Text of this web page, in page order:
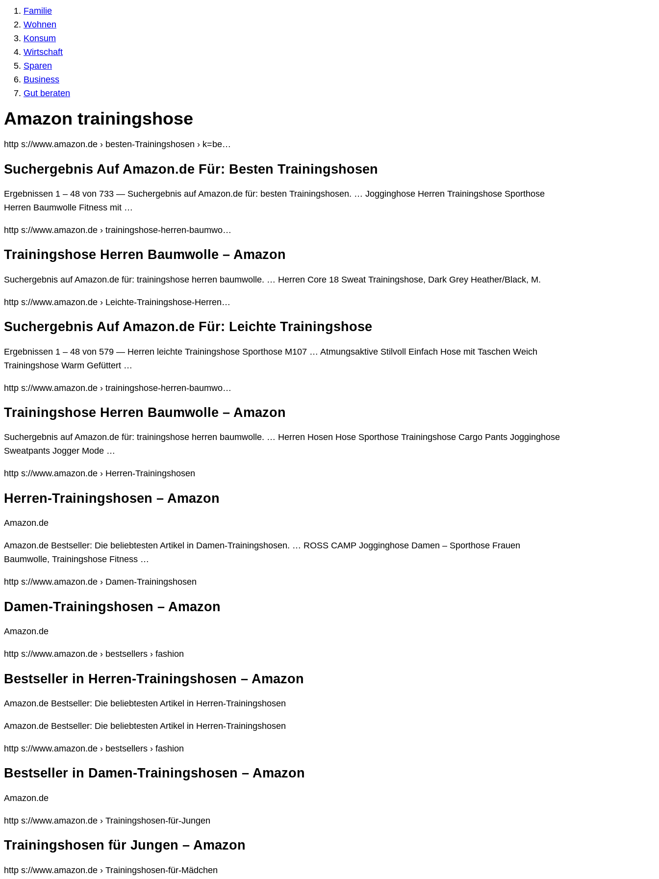
Familie
Wohnen
Konsum
Wirtschaft
Sparen
Business
Gut beraten
Amazon trainingshose
http s://www.amazon.de › besten-Trainingshosen › k=be…
Suchergebnis Auf Amazon.de Für: Besten Trainingshosen
Ergebnissen 1 – 48 von 733 — Suchergebnis auf Amazon.de für: besten Trainingshosen. … Jogginghose Herren Trainingshose Sporthose
Herren Baumwolle Fitness mit …
http s://www.amazon.de › trainingshose-herren-baumwo…
Trainingshose Herren Baumwolle – Amazon
Suchergebnis auf Amazon.de für: trainingshose herren baumwolle. … Herren Core 18 Sweat Trainingshose, Dark Grey Heather/Black, M.
http s://www.amazon.de › Leichte-Trainingshose-Herren…
Suchergebnis Auf Amazon.de Für: Leichte Trainingshose
Ergebnissen 1 – 48 von 579 — Herren leichte Trainingshose Sporthose M107 … Atmungsaktive Stilvoll Einfach Hose mit Taschen Weich
Trainingshose Warm Gefüttert …
http s://www.amazon.de › trainingshose-herren-baumwo…
Trainingshose Herren Baumwolle – Amazon
Suchergebnis auf Amazon.de für: trainingshose herren baumwolle. … Herren Hosen Hose Sporthose Trainingshose Cargo Pants Jogginghose
Sweatpants Jogger Mode …
http s://www.amazon.de › Herren-Trainingshosen
Herren-Trainingshosen – Amazon
Amazon.de
Amazon.de Bestseller: Die beliebtesten Artikel in Damen-Trainingshosen. … ROSS CAMP Jogginghose Damen – Sporthose Frauen
Baumwolle, Trainingshose Fitness …
http s://www.amazon.de › Damen-Trainingshosen
Damen-Trainingshosen – Amazon
Amazon.de
http s://www.amazon.de › bestsellers › fashion
Bestseller in Herren-Trainingshosen – Amazon
Amazon.de Bestseller: Die beliebtesten Artikel in Herren-Trainingshosen
Amazon.de Bestseller: Die beliebtesten Artikel in Herren-Trainingshosen
http s://www.amazon.de › bestsellers › fashion
Bestseller in Damen-Trainingshosen – Amazon
Amazon.de
http s://www.amazon.de › Trainingshosen-für-Jungen
Trainingshosen für Jungen – Amazon
http s://www.amazon.de › Trainingshosen-für-Mädchen